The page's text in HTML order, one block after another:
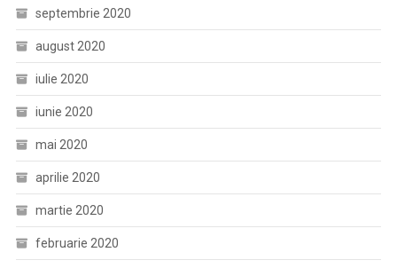
septembrie 2020
august 2020
iulie 2020
iunie 2020
mai 2020
aprilie 2020
martie 2020
februarie 2020